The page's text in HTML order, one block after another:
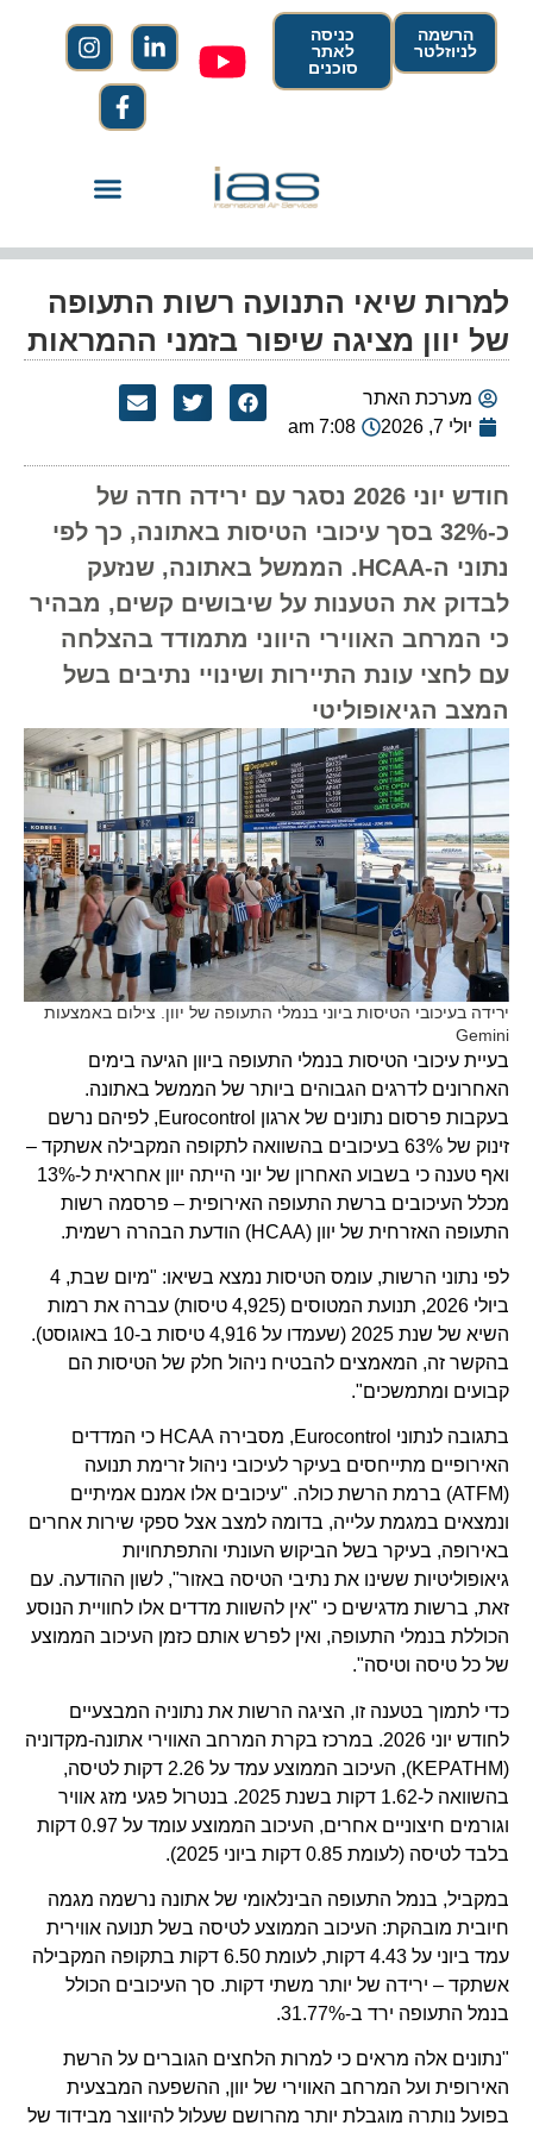
הרשמה
לניוזלטר
כניסה
לאתר
סוכנים
למרות שיאי התנועה רשות התעופה
של יוון מציגה שיפור בזמני ההמראות
מערכת האתר
יולי 7, 2026
7:08 am
חודש יוני 2026 נסגר עם ירידה חדה של
כ-32% בסך עיכובי הטיסות באתונה, כך לפי
נתוני ה-HCAA. הממשל באתונה, שנזעק
לבדוק את הטענות על שיבושים קשים, מבהיר
כי המרחב האווירי היווני מתמודד בהצלחה
עם לחצי עונת התיירות ושינויי נתיבים בשל
המצב הגיאופוליטי
ירידה בעיכובי הטיסות ביוני בנמלי התעופה של יוון. צילום באמצעות
Gemini
בעיית עיכובי הטיסות בנמלי התעופה ביוון הגיעה בימים
האחרונים לדרגים הגבוהים ביותר של הממשל באתונה.
בעקבות פרסום נתונים של ארגון Eurocontrol, לפיהם נרשם
זינוק של 63% בעיכובים בהשוואה לתקופה המקבילה אשתקד –
ואף טענה כי בשבוע האחרון של יוני הייתה יוון אחראית ל-13%
מכלל העיכובים ברשת התעופה האירופית – פרסמה רשות
התעופה האזרחית של יוון (HCAA) הודעת הבהרה רשמית.
לפי נתוני הרשות, עומס הטיסות נמצא בשיאו: "מיום שבת, 4
ביולי 2026, תנועת המטוסים (4,925 טיסות) עברה את רמות
השיא של שנת 2025 (שעמדו על 4,916 טיסות ב-10 באוגוסט).
בהקשר זה, המאמצים להבטיח ניהול חלק של הטיסות הם
קבועים ומתמשכים".
בתגובה לנתוני Eurocontrol, מסבירה HCAA כי המדדים
האירופיים מתייחסים בעיקר לעיכובי ניהול זרימת תנועה
(ATFM) ברמת הרשת כולה. "עיכובים אלו אמנם אמיתיים
ונמצאים במגמת עלייה, בדומה למצב אצל ספקי שירות אחרים
באירופה, בעיקר בשל הביקוש העונתי והתפתחויות
גיאופוליטיות ששינו את נתיבי הטיסה באזור", לשון ההודעה. עם
זאת, ברשות מדגישים כי "אין להשוות מדדים אלו לחוויית הנוסע
הכוללת בנמלי התעופה, ואין לפרש אותם כזמן העיכוב הממוצע
של כל טיסה וטיסה".
כדי לתמוך בטענה זו, הציגה הרשות את נתוניה המבצעיים
לחודש יוני 2026. במרכז בקרת המרחב האווירי אתונה-מקדוניה
(KEPATHM), העיכוב הממוצע עמד על 2.26 דקות לטיסה,
בהשוואה ל-1.62 דקות בשנת 2025. בנטרול פגעי מזג אוויר
וגורמים חיצוניים אחרים, העיכוב הממוצע עומד על 0.97 דקות
בלבד לטיסה (לעומת 0.85 דקות ביוני 2025).
במקביל, בנמל התעופה הבינלאומי של אתונה נרשמה מגמה
חיובית מובהקת: העיכוב הממוצע לטיסה בשל תנועה אווירית
עמד ביוני על 4.43 דקות, לעומת 6.50 דקות בתקופה המקבילה
אשתקד – ירידה של יותר משתי דקות. סך העיכובים הכולל
בנמל התעופה ירד ב-31.77%.
"נתונים אלה מראים כי למרות הלחצים הגוברים על הרשת
האירופית ועל המרחב האווירי של יוון, ההשפעה המבצעית
בפועל נותרה מוגבלת יותר מהרושם שעלול להיווצר מבידוד של